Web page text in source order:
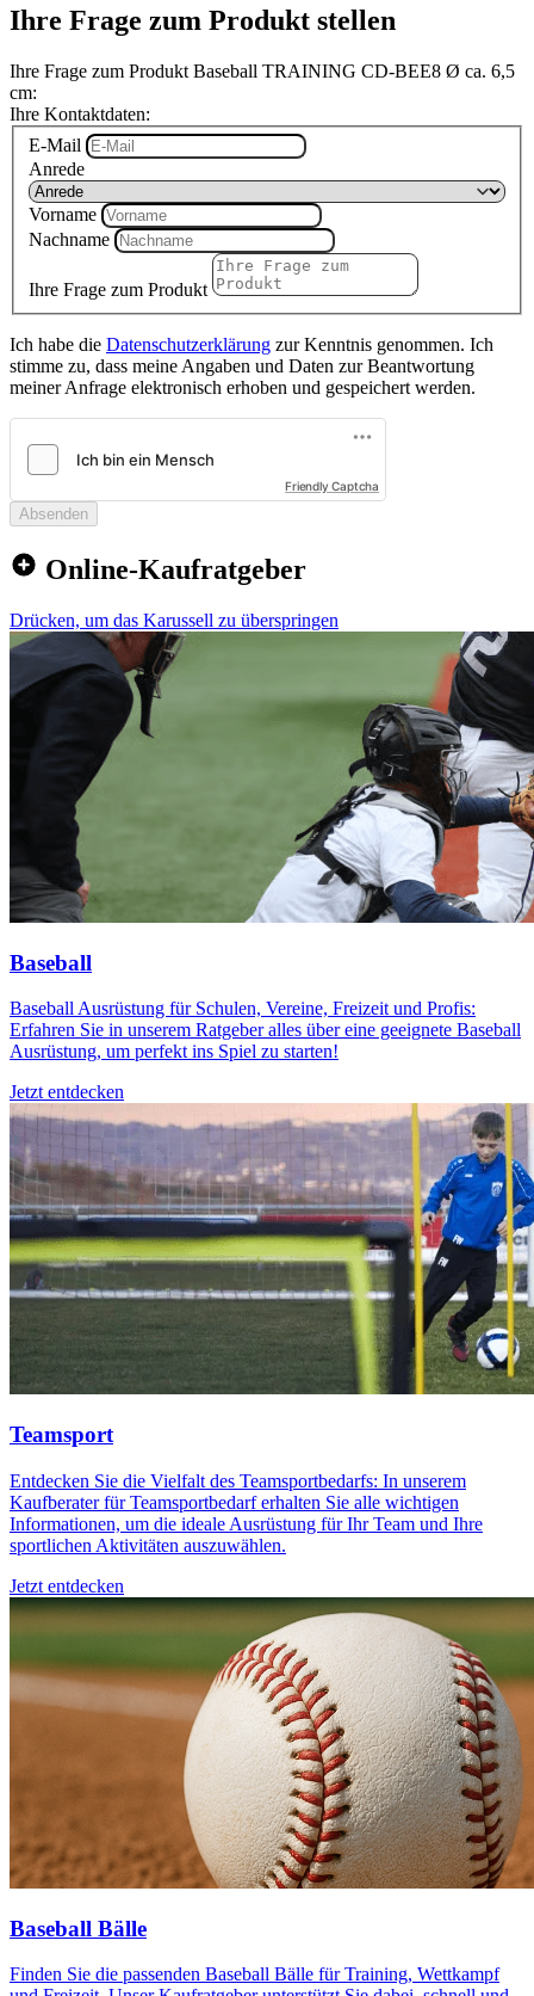
Ihre Frage zum Produkt stellen
Ihre Frage zum Produkt Baseball TRAINING CD-BEE8 Ø ca. 6,5
cm:
Ihre Kontaktdaten:
E-Mail
Anrede
Vorname
Nachname
Ihre Frage zum Produkt
Ich habe die Datenschutzerklärung zur Kenntnis genommen. Ich
stimme zu, dass meine Angaben und Daten zur Beantwortung
meiner Anfrage elektronisch erhoben und gespeichert werden.
Friendly Captcha
Absenden
Online-Kaufratgeber
Drücken, um das Karussell zu überspringen
Baseball
Baseball Ausrüstung für Schulen, Vereine, Freizeit und Profis:
Erfahren Sie in unserem Ratgeber alles über eine geeignete Baseball
Ausrüstung, um perfekt ins Spiel zu starten!
Jetzt entdecken
Teamsport
Entdecken Sie die Vielfalt des Teamsportbedarfs: In unserem
Kaufberater für Teamsportbedarf erhalten Sie alle wichtigen
Informationen, um die ideale Ausrüstung für Ihr Team und Ihre
sportlichen Aktivitäten auszuwählen.
Jetzt entdecken
Baseball Bälle
Finden Sie die passenden Baseball Bälle für Training, Wettkampf